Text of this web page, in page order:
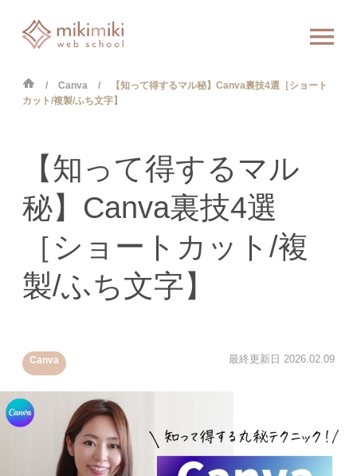
Canva
【知って得するマル秘】Canva裏技4選［ショート
カット/複製/ふち文字】
Canva 最終更新日 2026.02.09
【知って得するマル
秘】Canva裏技4選
［ショートカット/複
製/ふち文字】